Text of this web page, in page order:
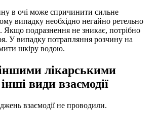
в очі може спричинити сильне
випадку необхідно негайно ретельно
подразнення не зникає, потрібно
У випадку потрапляння розчину на
шкіру водою.
лікарськими
види взаємодії
взаємодії не проводили.